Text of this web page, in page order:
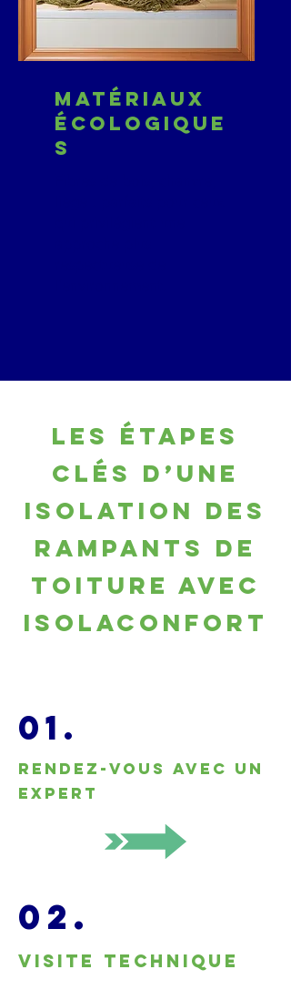
Matériaux
écologique
s
Les étapes
clés d’une
Isolation des
rampants de
toiture avec
Isolaconfort
01.
Rendez-vous avec un
expert
02.
Visite technique